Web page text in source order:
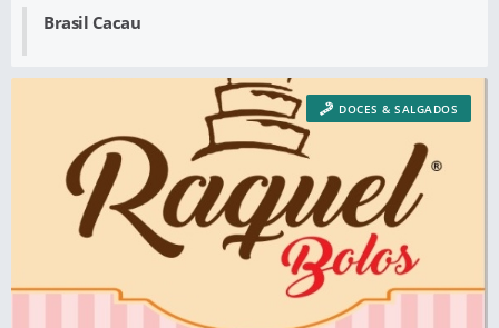
Brasil Cacau
DOCES & SALGADOS